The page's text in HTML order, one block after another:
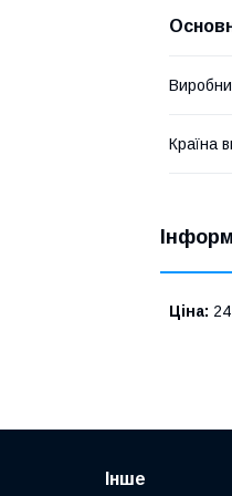
Країна
Ціна:
Інше